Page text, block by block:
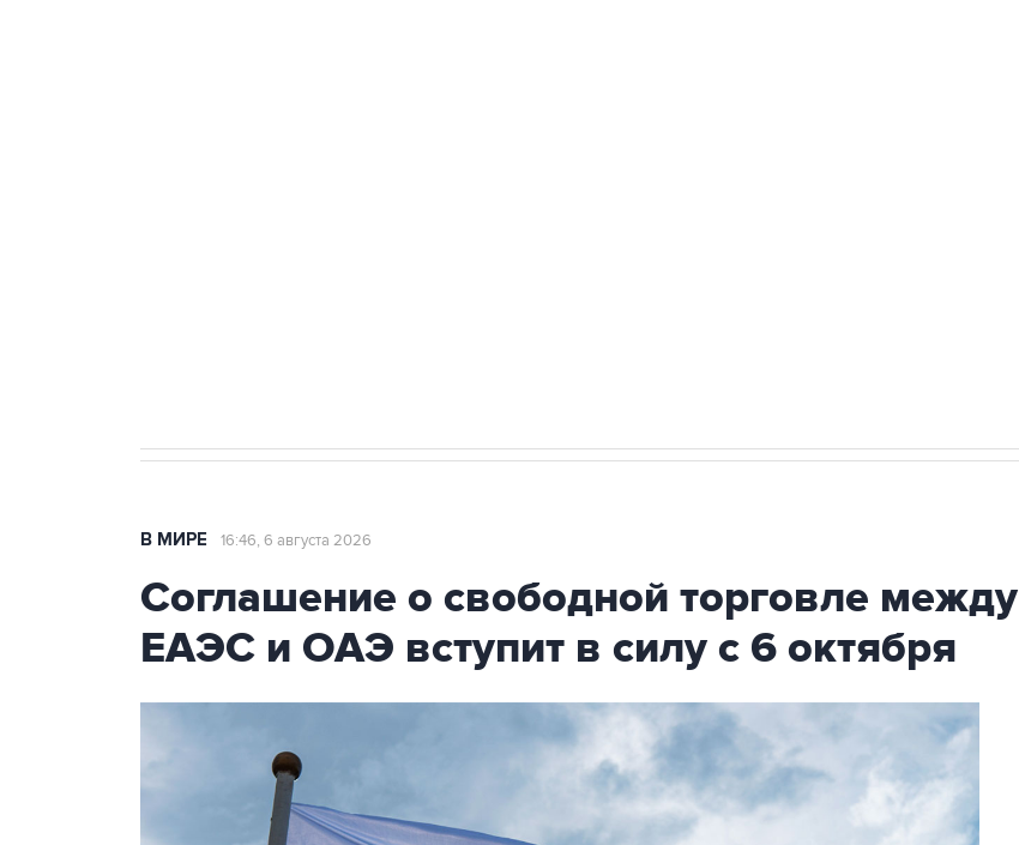
В МИРЕ 16:46, 6 августа 2026
Соглашение о свободной торговле между
ЕАЭС и ОАЭ вступит в силу с 6 октября